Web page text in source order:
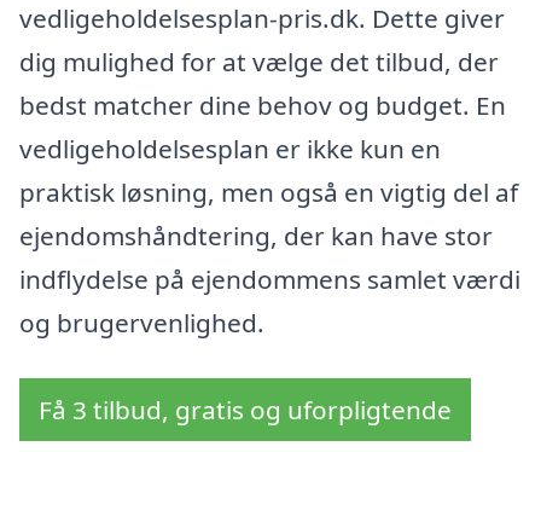
vedligeholdelsesplan-pris.dk. Dette giver
dig mulighed for at vælge det tilbud, der
bedst matcher dine behov og budget. En
vedligeholdelsesplan er ikke kun en
praktisk løsning, men også en vigtig del af
ejendomshåndtering, der kan have stor
indflydelse på ejendommens samlet værdi
og brugervenlighed.
Få 3 tilbud, gratis og uforpligtende